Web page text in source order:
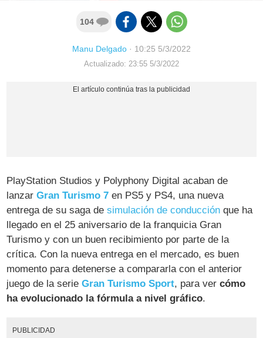
104
Manu Delgado · 10:25 5/3/2022
Actualizado: 23:55 5/3/2022
PlayStation Studios y Polyphony Digital acaban de
lanzarGran Turismo 7 en PS5 y PS4, una nueva
entrega de su saga de simulación de conducción que ha
llegado en el 25 aniversario de la franquicia Gran
Turismo y con un buen recibimiento por parte de la
crítica. Con la nueva entrega en el mercado, es buen
momento para detenerse a compararla con el anterior
juego de la serieGran Turismo Sport, para vercómo
ha evolucionado la fórmula a nivel gráfico.
PUBLICIDAD